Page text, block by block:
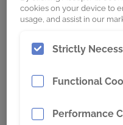
Condiciones de
Alta abrasión,
Máquina
Komatsu WA1200
cookies on your device to
usage, and assist in our
Strictly
Functional
Performance